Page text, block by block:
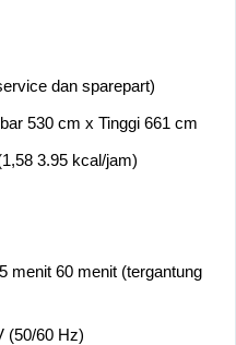
dan sparepart)
530 cm x Tinggi 661 cm
3.95 kcal/jam)
menit 60 menit (tergantung
(50/60 Hz)